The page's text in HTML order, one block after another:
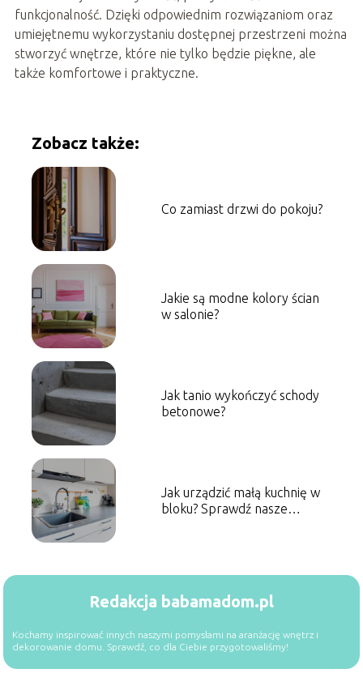
funkcjonalność. Dzięki odpowiednim rozwiązaniom oraz
umiejętnemu wykorzystaniu dostępnej przestrzeni można
stworzyć wnętrze, które nie tylko będzie piękne, ale
także komfortowe i praktyczne.
Zobacz także:
Co zamiast drzwi do pokoju?
Jakie są modne kolory ścian
w salonie?
Jak tanio wykończyć schody
betonowe?
Jak urządzić małą kuchnię w
bloku? Sprawdź nasze
Redakcja babamadom.pl
Kochamy inspirować innych naszymi pomysłami na aranżację wnętrz i
dekorowanie domu. Sprawdź, co dla Ciebie przygotowaliśmy!